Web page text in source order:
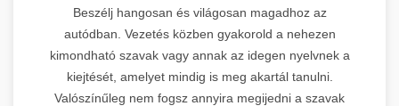
Beszélj hangosan és világosan magadhoz az
autódban. Vezetés közben gyakorold a nehezen
kimondható szavak vagy annak az idegen nyelvnek a
kiejtését, amelyet mindig is meg akartál tanulni.
Valószínűleg nem fogsz annyira megijedni a szavak